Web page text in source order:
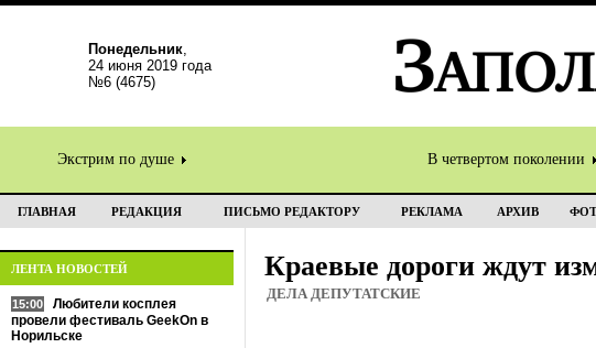
Понедельник,
24 июня 2019 года
№6 (4675)
Экстрим по душе В четвертом поколении
ГЛАВНАЯ РЕДАКЦИЯ ПИСЬМО РЕДАКТОРУ РЕКЛАМА АРХИВ
ЛЕНТА НОВОСТЕЙ
15:00
Любители косплея
провели фестиваль GeekOn в
Норильске
Краевые дороги ждут
ДЕЛА ДЕПУТАТСКИЕ